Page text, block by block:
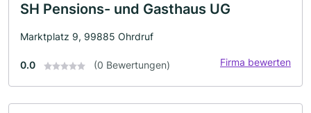
SH Pensions- und Gasthaus UG
Marktplatz 9, 99885 Ohrdruf
0.0 (0 Bewertungen) Firma bewerten